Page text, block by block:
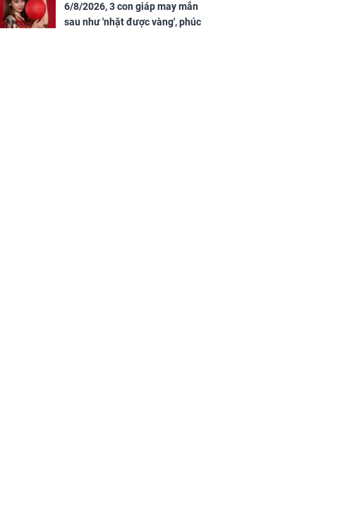
phát triển hưng thịnh,
Mão - Thân tài lộc ảm
6/8/2026, 3 con giáp may mắn
sau như 'nhặt được vàng', phúc